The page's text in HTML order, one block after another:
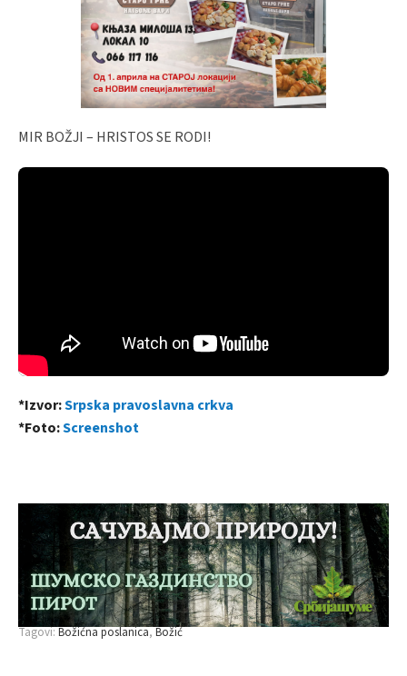
MIR BOŽJI – HRISTOS SE RODI!
*Izvor:Srpska pravoslavna crkva
*Foto:Screenshot
Tagovi:Božićna poslanica Božić